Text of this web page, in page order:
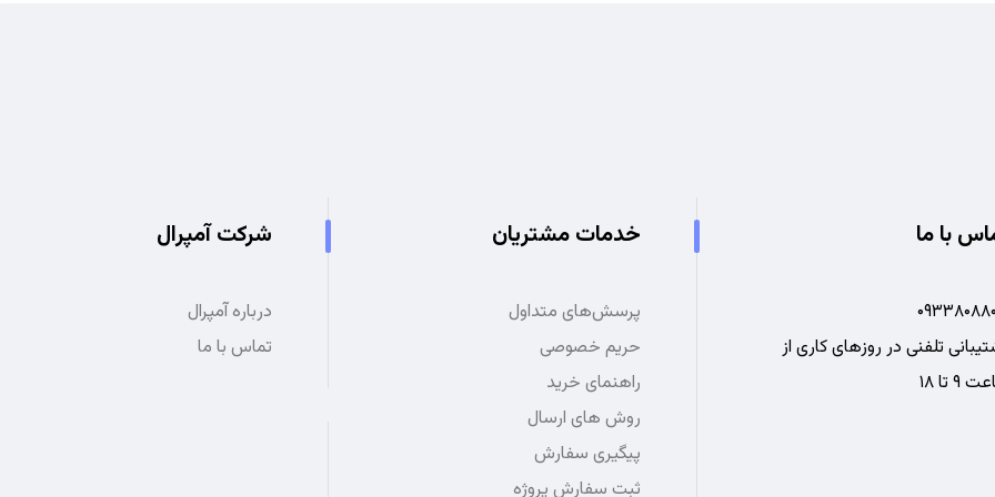
با ما
تلفنی در روزهای کاری از
تا ۱۸
خدمات مشتریان
پرسش‌های متداول
حریم خصوصی
راهنمای خرید
روش های ارسال
پیگیری سفارش
ثبت سفارش پروژه
شرکت آمپرال
درباره آمپرال
تماس با ما